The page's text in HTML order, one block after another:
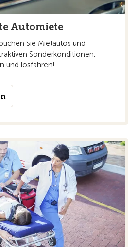
Automiete
Sie Mietautos und
Sonderkonditionen.
und losfahren!